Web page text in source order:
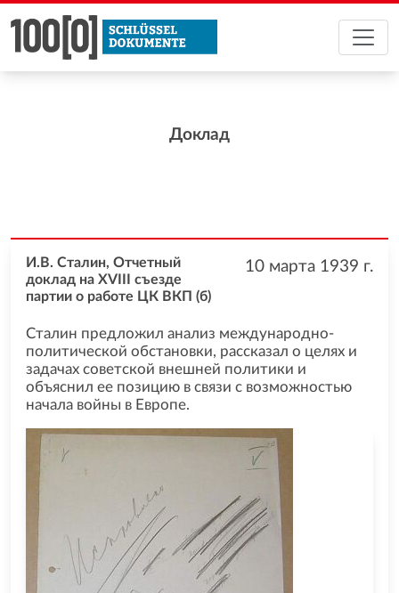
Доклад
10 марта 1939 г.
И.В. Сталин, Отчетный
доклад на XVIII съезде
партии о работе ЦК ВКП (б)
Сталин предложил анализ международно-
политической обстановки, рассказал о целях и
задачах советской внешней политики и
объяснил ее позицию в связи с возможностью
начала войны в Европе.